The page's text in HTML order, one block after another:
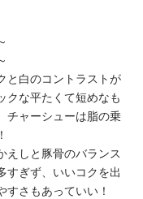
と白のコントラストが
クな平たくて短めなも
チャーシューは脂の乗
えしと豚骨のバランス
すぎず、いいコクを出
すさもあっていい！